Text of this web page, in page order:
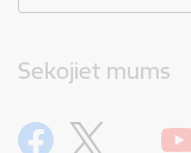
Sekojiet mums